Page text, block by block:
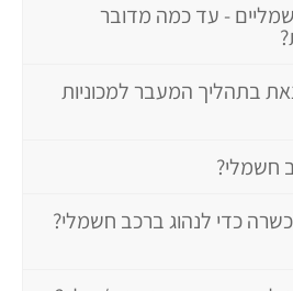
- עד כמה מדובר
בתהליך המעבר למכוניות
חשמלי?
כדי לנהוג ברכב חשמלי?